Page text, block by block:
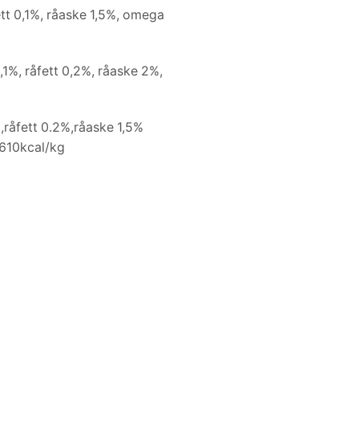
0,1%, råaske 1,5%, omega
råfett 0,2%, råaske 2%,
0.2%,råaske 1,5%
kg